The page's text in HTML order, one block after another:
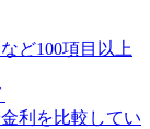
ど100項目以上
利を比較してい